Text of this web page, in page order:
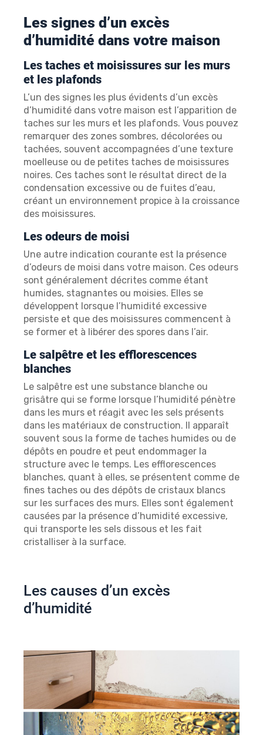
Les signes d’un excès
d’humidité dans votre maison
Les taches et moisissures sur les murs
et les plafonds
L’un des signes les plus évidents d’un excès
d’humidité dans votre maison est l’apparition de
taches sur les murs et les plafonds. Vous pouvez
remarquer des zones sombres, décolorées ou
tachées, souvent accompagnées d’une texture
moelleuse ou de petites taches de moisissures
noires. Ces taches sont le résultat direct de la
condensation excessive ou de fuites d’eau,
créant un environnement propice à la croissance
des moisissures.
Les odeurs de moisi
Une autre indication courante est la présence
d’odeurs de moisi dans votre maison. Ces odeurs
sont généralement décrites comme étant
humides, stagnantes ou moisies. Elles se
développent lorsque l’humidité excessive
persiste et que des moisissures commencent à
se former et à libérer des spores dans l’air.
Le salpêtre et les efflorescences
blanches
Le salpêtre est une substance blanche ou
grisâtre qui se forme lorsque l’humidité pénètre
dans les murs et réagit avec les sels présents
dans les matériaux de construction. Il apparaît
souvent sous la forme de taches humides ou de
dépôts en poudre et peut endommager la
structure avec le temps. Les efflorescences
blanches, quant à elles, se présentent comme de
fines taches ou des dépôts de cristaux blancs
sur les surfaces des murs. Elles sont également
causées par la présence d’humidité excessive,
qui transporte les sels dissous et les fait
cristalliser à la surface.
Les causes d’un excès
d’humidité